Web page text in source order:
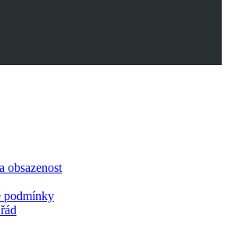
obsazenost
podmínky